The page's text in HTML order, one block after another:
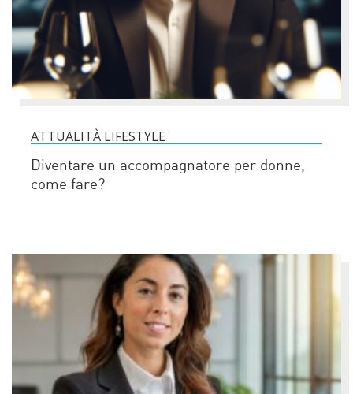
ATTUALITÀ LIFESTYLE
Diventare un accompagnatore per donne,
come fare?